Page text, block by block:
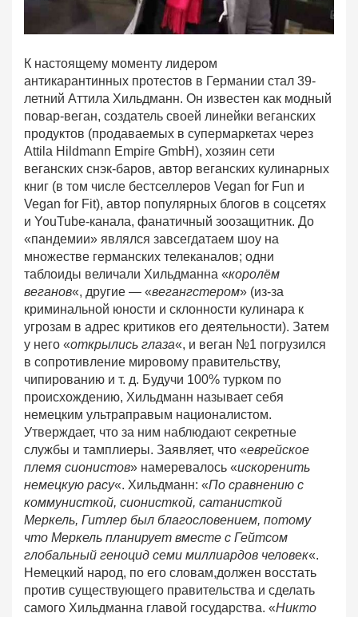
К настоящему моменту лидером
антикарантинных протестов в Германии стал 39-
летний Аттила Хильдманн. Он известен как модный
повар-веган, создатель своей линейки веганских
продуктов (продаваемых в супермаркетах через
Attila Hildmann Empire GmbH), хозяин сети
веганских снэк-баров, автор веганских кулинарных
книг (в том числе бестселлеров Vegan for Fun и
Vegan for Fit), автор популярных блогов в соцсетях
и YouTube-канала, фанатичный зоозащитник. До
«пандемии» являлся завсегдатаем шоу на
множестве германских телеканалов; одни
таблоиды величали Хильдманна «королём
веганов«, другие — «вегангстером» (из-за
криминальной юности и склонности кулинара к
угрозам в адрес критиков его деятельности). Затем
у него «открылись глаза«, и веган №1 погрузился
в сопротивление мировому правительству,
чипированию и т. д. Будучи 100% турком по
происхождению, Хильдманн называет себя
немецким ультраправым националистом.
Утверждает, что за ним наблюдают секретные
службы и тамплиеры. Заявляет, что «еврейское
племя сионистов» намеревалось «искоренить
немецкую расу«. Хильдманн: «По сравнению с
коммунисткой, сионисткой, сатанисткой
Меркель, Гитлер был благословением, потому
что Меркель планирует вместе с Гейтсом
глобальный геноцид семи миллиардов человек«.
Немецкий народ, по его словам,должен восстать
против существующего правительства и сделать
самого Хильдманна главой государства. «Никто